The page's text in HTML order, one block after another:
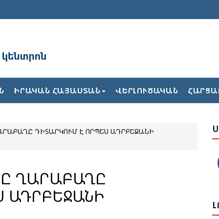
ԻՐԱԿԱՆ ՀԱՅԱՍՏԱՆ ՎԵՐԼՈՒԾԱԿԱՆ
ԴԻՏԱՐԿՈՒՄ Է ՈՐՊԵՍ ԱԴՐԲԵՋԱՆԻ
ՂԱՐԱԲԱՂԸ
ԱԴՐԲԵՋԱՆԻ